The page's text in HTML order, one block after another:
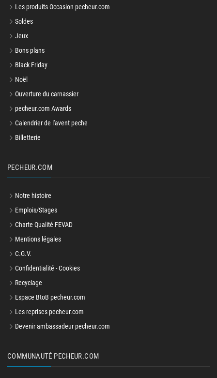
Les produits Occasion pecheur.com
Soldes
Jeux
Bons plans
Black Friday
Noël
Ouverture du carnassier
pecheur.com Awards
Calendrier de l'avent peche
Billetterie
PECHEUR.COM
Notre histoire
Emplois/Stages
Charte Qualité FEVAD
Mentions légales
C.G.V.
Confidentialité - Cookies
Recyclage
Espace BtoB pecheur.com
Les reprises pecheur.com
Devenir ambassadeur pecheur.com
COMMUNAUTÉ PECHEUR.COM